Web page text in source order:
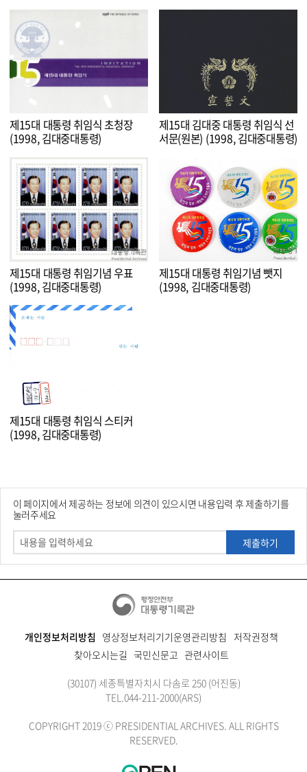
제15대 대통령 취임식 초청장
(1998, 김대중대통령)
제15대 김대중 대통령 취임식 선
서문(원본) (1998, 김대중대통령)
제15대 대통령 취임기념 우표
(1998, 김대중대통령)
제15대 대통령 취임기념 뺏지
(1998, 김대중대통령)
제15대 대통령 취임식 스티커
(1998, 김대중대통령)
이 페이지에서 제공하는 정보에 의견이 있으시면 내용입력 후 제출하기를
눌러주세요
제출하기
개인정보처리방침 영상정보처리기기운영관리방침
저작권정책
찾아오시는길 국민신문고 관련사이트
(30107) 세종특별자치시 다솜로 250 (어진동)
TEL. 044-211-2000(ARS)
COPYRIGHT 2019 ⓒ PRESIDENTIAL ARCHIVES. ALL RIGHTS
RESERVED.